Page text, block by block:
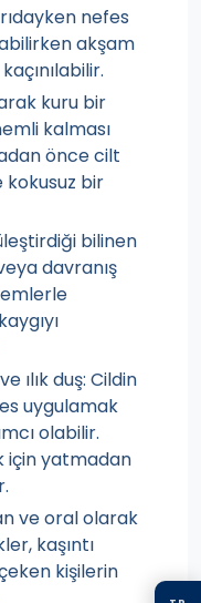
nefes
akşam
kuru bir
kalması
önce cilt
kokusuz bir
bilinen
davranış
ılık duş: Cildin
uygulamak
olabilir.
için yatmadan
ve oral olarak
kaşıntı
kişilerin